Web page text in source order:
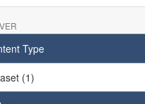
Type
(1)